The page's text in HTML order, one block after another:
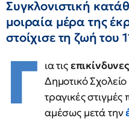
Συγκλονιστική
μοιραία μέρα της
στοίχισε τη ζωή του
Γ ια τις
Δημοτικό
τραγικές στιγμές
αμέσως μετά την